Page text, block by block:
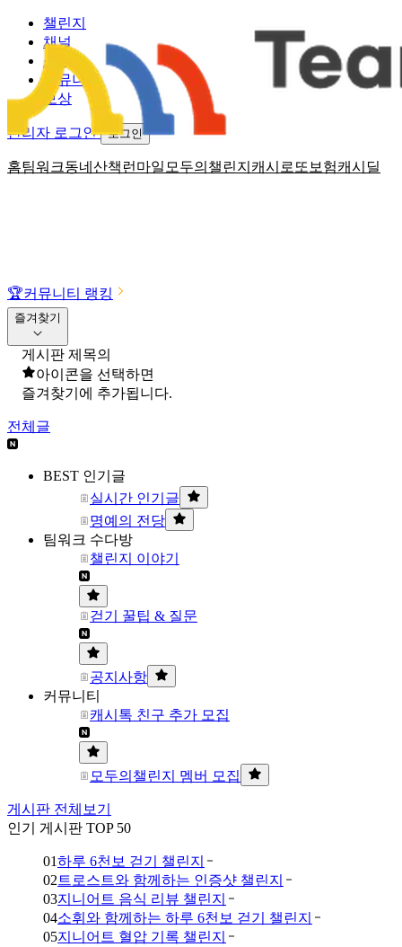
홈팀워크동네산책 런마일 모두의챌린지 캐시로또 보험캐시딜
챌린지
채널
소식
커뮤니티
보상
관리자 로그인 로그인
🏆커뮤니티 랭킹
즐겨찾기
게시판 제목의
아이콘을 선택하면
즐겨찾기에 추가됩니다.
전체글
BEST 인기글
실시간 인기글
명예의 전당
팀워크 수다방
챌린지 이야기
걷기 꿀팁 & 질문
공지사항
커뮤니티
캐시톡 친구 추가 모집
모두의챌린지 멤버 모집
게시판 전체보기
인기 게시판 TOP 50
01하루 6천보 걷기 챌린지
02 트로스트와 함께하는 인증샷 챌린지
03지니어트 음식 리뷰 챌린지
04소휘와 함께하는 하루 6천보 걷기 챌린지
05지니어트 혈압 기록 챌린지